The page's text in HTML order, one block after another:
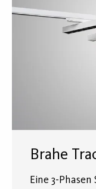
Brahe
Eine 3-